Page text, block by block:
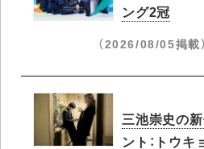
ング2冠
（2026/08/05掲載）
三池崇史の新
ント：トウキ